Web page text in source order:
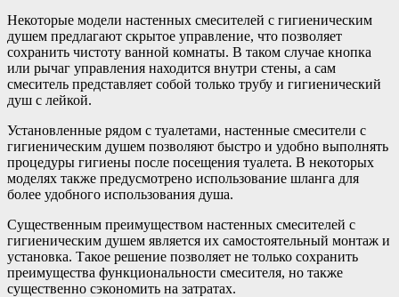
Некоторые модели настенных смесителей с гигиеническим
душем предлагают скрытое управление, что позволяет
сохранить чистоту ванной комнаты. В таком случае кнопка
или рычаг управления находится внутри стены, а сам
смеситель представляет собой только трубу и гигиенический
душ с лейкой.
Установленные рядом с туалетами, настенные смесители с
гигиеническим душем позволяют быстро и удобно выполнять
процедуры гигиены после посещения туалета. В некоторых
моделях также предусмотрено использование шланга для
более удобного использования душа.
Существенным преимуществом настенных смесителей с
гигиеническим душем является их самостоятельный монтаж и
установка. Такое решение позволяет не только сохранить
преимущества функциональности смесителя, но также
существенно сэкономить на затратах.